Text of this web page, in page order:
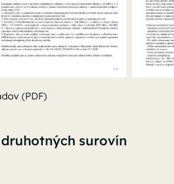
(PDF)
surovín